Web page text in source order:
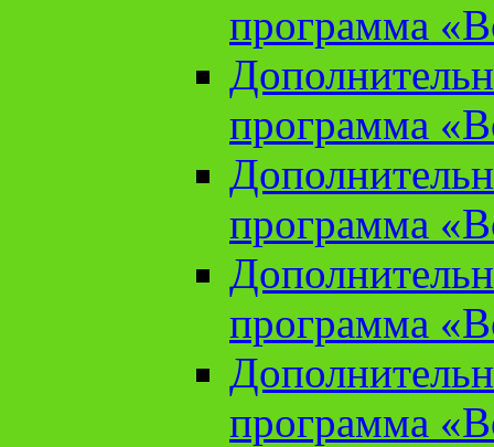
программа
программа
программа
программа
программа